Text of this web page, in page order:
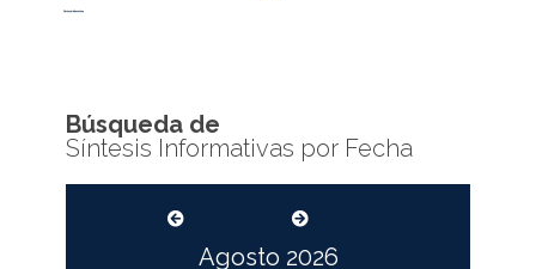
Búsqueda de
Síntesis Informativas por Fecha
Agosto 2026